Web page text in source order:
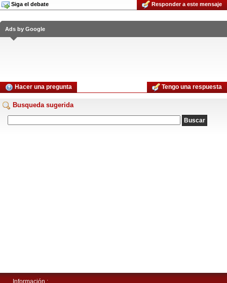
Siga el debate Responder a este mensaje
Ads by Google
Hacer una pregunta Tengo una respuesta
Busqueda sugerida
Información :